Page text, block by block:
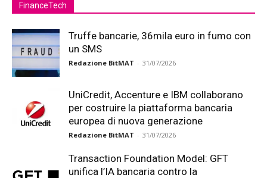
FinanceTech
Truffe bancarie, 36mila euro in fumo con
un SMS
Redazione BitMAT - 31/07/2026
UniCredit, Accenture e IBM collaborano
per costruire la piattaforma bancaria
europea di nuova generazione
Redazione BitMAT - 31/07/2026
Transaction Foundation Model: GFT
unifica l’IA bancaria contro la